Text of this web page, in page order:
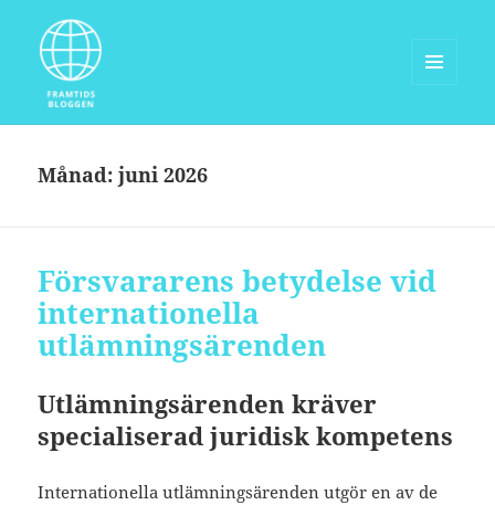
WIDGETS
Månad:juni 2026
Försvararens betydelse vid
internationella
utlämningsärenden
Utlämningsärenden kräver
specialiserad juridisk kompetens
Internationella utlämningsärenden utgör en av de